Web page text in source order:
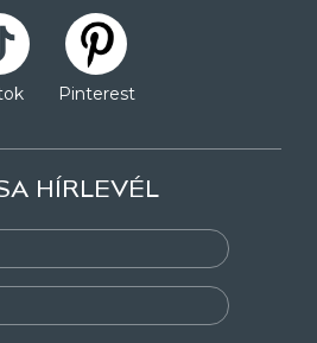
Pinterest
HÍRLEVÉL